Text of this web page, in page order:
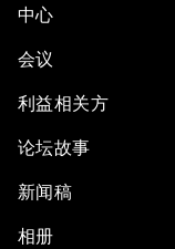
中心
会议
利益相关方
论坛故事
新闻稿
相册